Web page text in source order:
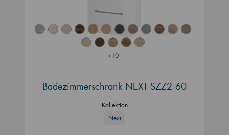
+10
Badezimmerschrank NEXT SZZ2 60
Kollektion
Next